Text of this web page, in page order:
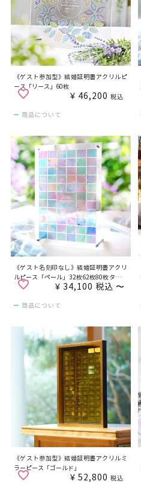
《ゲスト参加型》結婚証明書アクリルピ
ース「リース」60枚
¥ 46,200 税込
商品について
《ゲスト名刻印なし》結婚証明書アクリ
ルピース「ペール」32枚62枚80枚タイプ
有
¥ 34,100 税込 〜
商品について
《ゲスト参加型》結婚証明書アクリルミ
ラーピース「ゴールド」
¥ 52,800 税込